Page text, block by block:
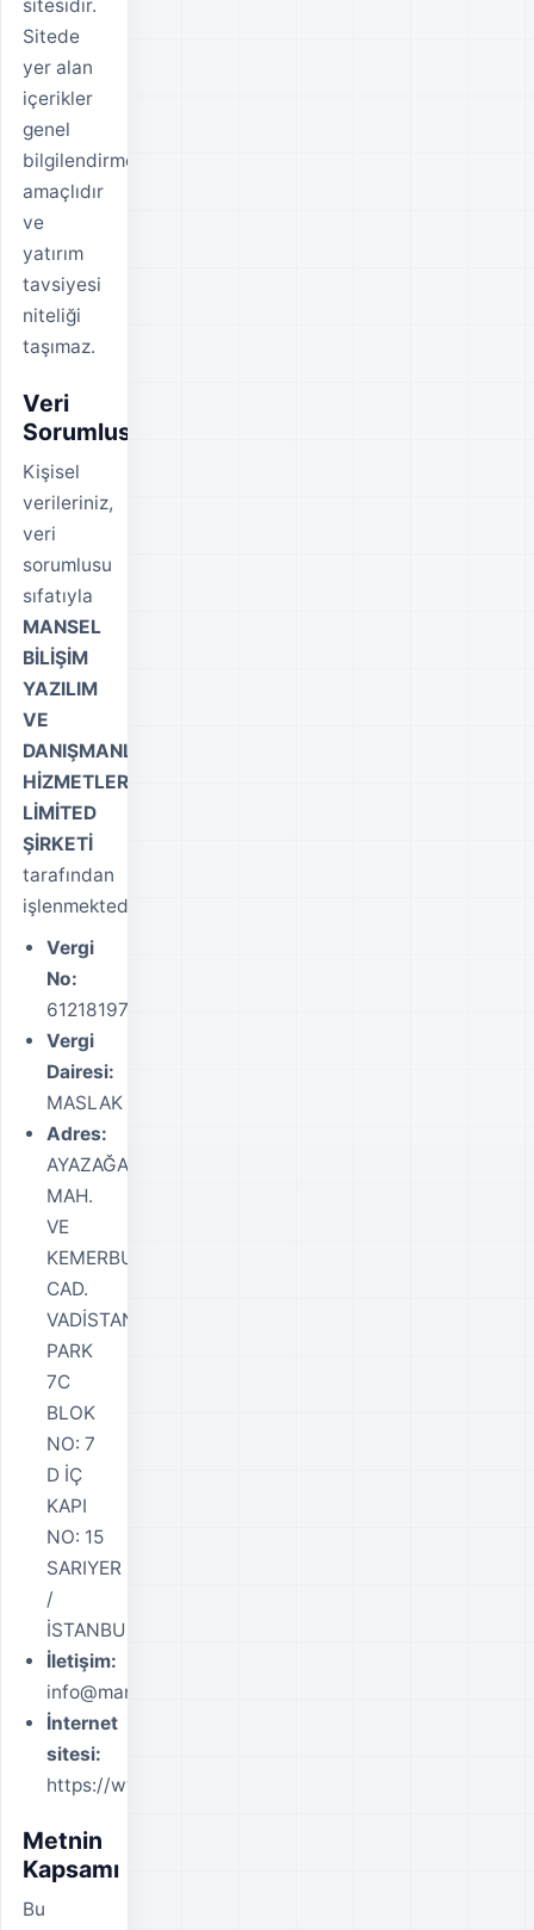
sitesidir.
Sitede
yer alan
içerikler
genel
bilgilendirme
amaçlıdır
ve
yatırım
tavsiyesi
niteliği
taşımaz.
Veri
Sorumlusu
Kişisel
verileriniz,
veri
sorumlusu
sıfatıyla
MANSEL
BİLİŞİM
YAZILIM
VE
DANIŞMANLIK
HİZMETLERİ
LİMİTED
ŞİRKETİ
tarafından
işlenmektedir.
Vergi
No:
6121819758
Vergi
Dairesi:
MASLAK
Adres:
AYAZAĞA
MAH.
VE
KEMERBURGAZ
CAD.
VADİSTANBUL
PARK
7C
BLOK
NO: 7
D İÇ
KAPI
NO: 15
SARIYER
/
İSTANBUL
İletişim:
info@mansel.com.tr
İnternet
sitesi:
https://www.halkaarz.info
Metnin
Kapsamı
Bu